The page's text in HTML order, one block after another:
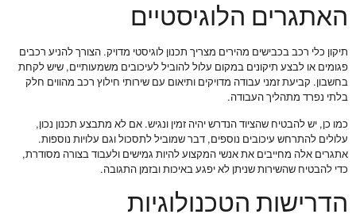
האתגרים הלוגיסטיים
תיקון כלי רכב בכבישים מהירים מצריך תכנון לוגיסטי מדויק. הצורך להניע רכבים
פגומים או לבצע תיקונים במקום עלול להוביל לעיכובים משמעותיים, שיש לקחת
בחשבון. קביעת זמני עבודה מדויקים ותיאום עם שירותי חילוץ רכב מהווים חלק
בלתי נפרד מתהליך העבודה.
כמו כן, יש להבטיח שהציוד הנדרש יהיה זמין ונגיש. אם לא מתבצע תכנון נכון,
עלולים להתרחש עיכובים נוספים, דבר שמוביל לתסכול וגם עלויות נוספות.
אתגרים אלה מחייבים את אנשי המקצוע להיות גמישים ולעבוד בצורה מסודרת,
כדי להבטיח שהשירות שניתן לא יפגע באיכות ובזמן התגובה.
הדרישות הטכנולוגיות